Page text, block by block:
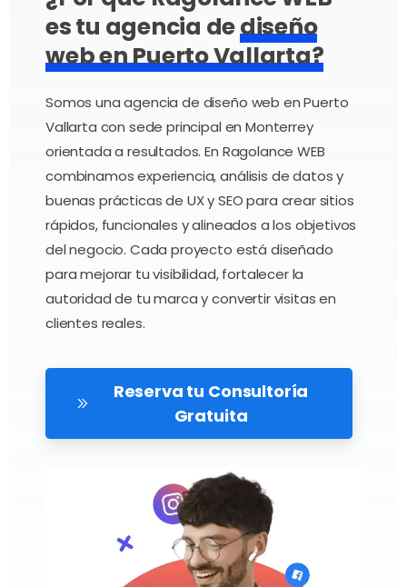
es tu agencia dediseño
web en Puerto Vallarta?
Somos una agencia de diseño web en Puerto
Vallarta con sede principal en Monterrey
orientada a resultados. En Ragolance WEB
combinamos experiencia, análisis de datos y
buenas prácticas de UX y SEO para crear sitios
rápidos, funcionales y alineados a los objetivos
del negocio. Cada proyecto está diseñado
para mejorar tu visibilidad, fortalecer la
autoridad de tu marca y convertir visitas en
clientes reales.
Reserva tu Consultoría
Gratuita